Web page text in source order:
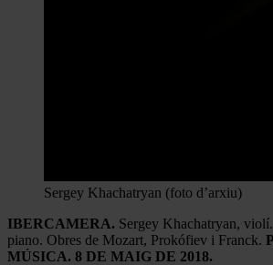
Sergey Khachatryan (foto d’arxiu)
IBERCAMERA. Sergey Khachatryan,
piano. Obres de Mozart, Prokófiev i Franck.
MÚSICA. 8 DE MAIG DE 2018.